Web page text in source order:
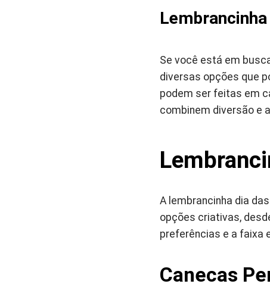
Se você está em
diversas opções que
podem ser feitas em
combinem diversão e
A lembrancinha dia
opções criativas,
preferências e a faixa
Canecas